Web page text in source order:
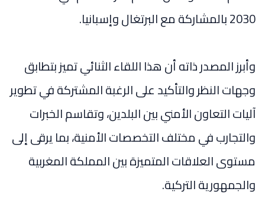
2030 بالمشاركة مع البرتغال وإسبانيا.
وأبرز المصدر ذاته أن هذا اللقاء الثنائي تميز بتطابق
وجهات النظر والتأكيد على الرغبة المشتركة في تطوير
آليات التعاون الأمني بين البلدين، وتقاسم الخبرات
والتجارب في مختلف التخصصات الأمنية، بما يرقى إلى
مستوى العلاقات المتميزة بين المملكة المغربية
والجمهورية التركية.